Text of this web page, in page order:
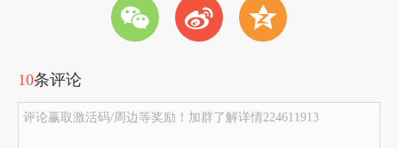
w t z
10条评论
评论赢取激活码/周边等奖励！加群了解详情224611913